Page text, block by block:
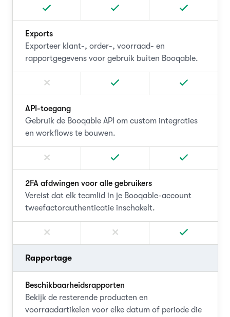
Exports
Exporteer klant-, order-, voorraad- en
rapportgegevens voor gebruik buiten Booqable.
API-toegang
Gebruik de Booqable API om custom integraties
en workflows te bouwen.
2FA afdwingen voor alle gebruikers
Vereist dat elk teamlid in je Booqable-account
tweefactorauthenticatie inschakelt.
Rapportage
Beschikbaarheidsrapporten
Bekijk de resterende producten en
voorraadartikelen voor elke datum of periode die